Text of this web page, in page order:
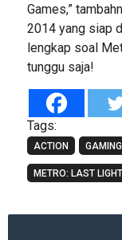
Games,”
2014 yang siap
lengkap soal
tunggu saja!
Tags:
ACTION
METRO: LAST LIGHT